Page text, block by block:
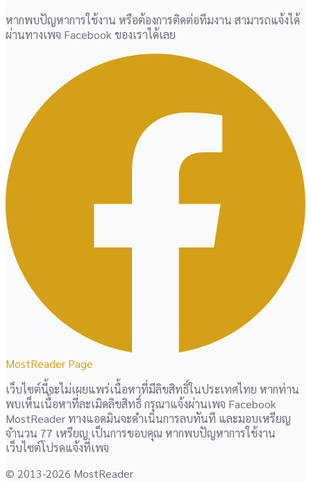
หากพบปัญหาการใช้งาน หรือต้องการติดต่อทีมงาน สามารถแจ้งได้
ผ่านทางเพจ Facebook ของเราได้เลย
MostReader Page
เว็บไซต์นี้จะไม่เผยแพร่เนื้อหาที่มีลิขสิทธิ์ในประเทศไทย หากท่าน
พบเห็นเนื้อหาที่ละเมิดลิขสิทธิ์ กรุณาแจ้งผ่านเพจ Facebook
MostReader ทางแอดมินจะดำเนินการลบทันที และมอบเหรียญ
จำนวน 77 เหรียญ เป็นการขอบคุณ หากพบปัญหาการใช้งาน
เว็บไซต์โปรดแจ้งที่เพจ
© 2013-2026 MostReader